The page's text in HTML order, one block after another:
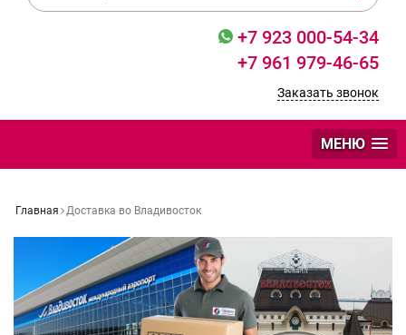
+7 923 000-54-34
+7 961 979-46-65
Заказать звонок
МЕНЮ
Главная Доставка во Владивосток